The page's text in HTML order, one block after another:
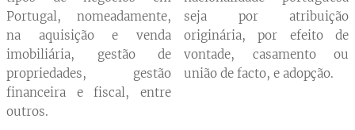
Portugal, nomeadamente,
na aquisição e venda
imobiliária, gestão de
propriedades, gestão
financeira e fiscal, entre
outros.
seja por atribuição
originária, por efeito de
vontade, casamento ou
união de facto, e adopção.